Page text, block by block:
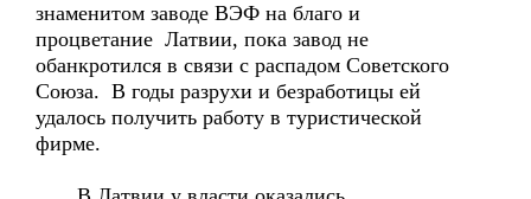
знаменитом заводе ВЭФ на благо и
процветание Латвии, пока завод не
обанкротился в связи с распадом Советского
Союза. В годы разрухи и безработицы ей
удалось получить работу в туристической
фирме.